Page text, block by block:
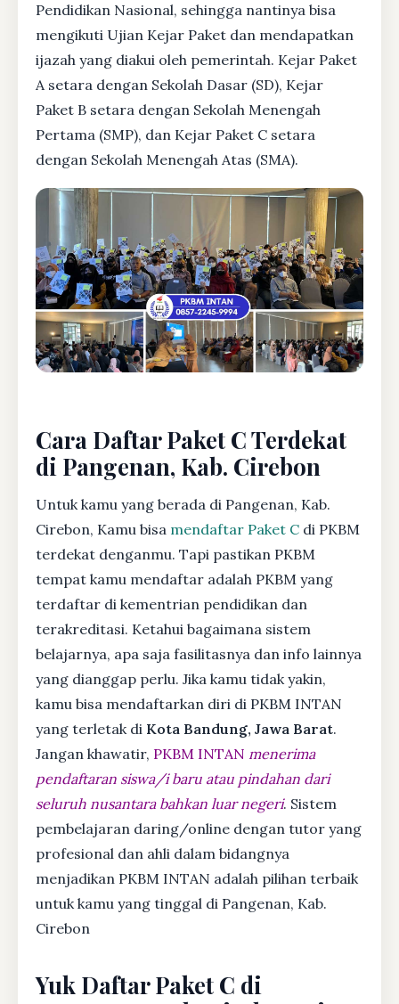
Pendidikan Nasional, sehingga nantinya bisa
mengikuti Ujian Kejar Paket dan mendapatkan
ijazah yang diakui oleh pemerintah. Kejar Paket
A setara dengan Sekolah Dasar (SD), Kejar
Paket B setara dengan Sekolah Menengah
Pertama (SMP), dan Kejar Paket C setara
dengan Sekolah Menengah Atas (SMA).
Cara Daftar Paket C Terdekat
di Pangenan, Kab. Cirebon
Untuk kamu yang berada di Pangenan, Kab.
Cirebon, Kamu bisa mendaftar Paket C di PKBM
terdekat denganmu. Tapi pastikan PKBM
tempat kamu mendaftar adalah PKBM yang
terdaftar di kementrian pendidikan dan
terakreditasi. Ketahui bagaimana sistem
belajarnya, apa saja fasilitasnya dan info lainnya
yang dianggap perlu. Jika kamu tidak yakin,
kamu bisa mendaftarkan diri di PKBM INTAN
yang terletak di Kota Bandung, Jawa Barat.
Jangan khawatir, PKBM INTAN menerima
pendaftaran siswa/i baru atau pindahan dari
seluruh nusantara bahkan luar negeri. Sistem
pembelajaran daring/online dengan tutor yang
profesional dan ahli dalam bidangnya
menjadikan PKBM INTAN adalah pilihan terbaik
untuk kamu yang tinggal di Pangenan, Kab.
Cirebon
Yuk Daftar Paket C di